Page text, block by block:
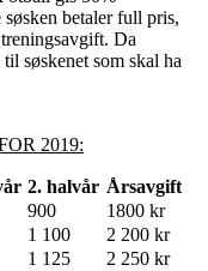
søsken betaler full pris,
Da
søskenet som skal ha
2019:
2. halvår Årsavgift
900
1800 kr
1 100
2 200 kr
1 125
2 250 kr